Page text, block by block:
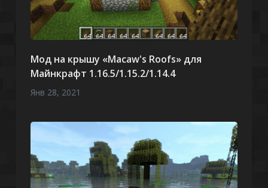
Мод на крышу «Macaw's Roofs» для
Майнкрафт 1.16.5/1.15.2/1.14.4
Янв 28, 2021